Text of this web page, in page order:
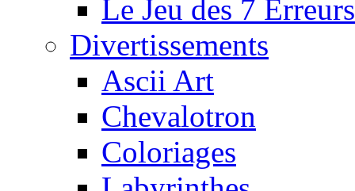
Le Jeu des 7 Erreurs
Divertissements
Ascii Art
Chevalotron
Coloriages